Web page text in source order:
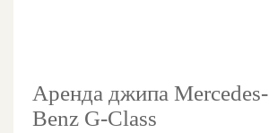
Аренда джипа Mercedes-
Benz G-Class